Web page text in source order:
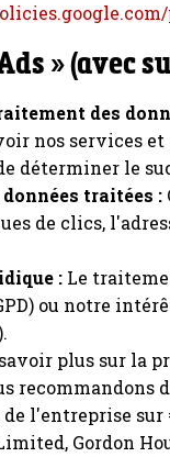
» (avec
des
nos services
déterminer le
traitées :
de clics,
: Le
ou notre
plus sur la
recommandons
de l'entreprise sur
Gordon